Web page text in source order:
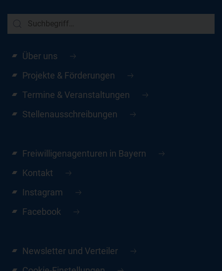
Über uns
Projekte & Förderungen
Termine & Veranstaltungen
Stellenausschreibungen
Freiwilligenagenturen in Bayern
Kontakt
Instagram
Facebook
Newsletter und Verteiler